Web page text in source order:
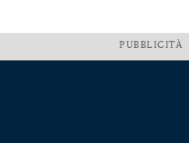
PUBBLICITÀ